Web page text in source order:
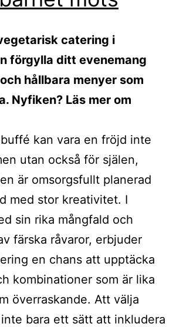
catering i
förgylla ditt evenemang
hållbara menyer som
Nyfiken? Läs mer om
kan vara en fröjd inte
utan också för själen,
är omsorgsfullt planerad
med stor kreativitet. I
sin rika mångfald och
färska råvaror, erbjuder
en chans att upptäcka
kombinationer som är lika
överraskande. Att välja
bara ett sätt att inkludera